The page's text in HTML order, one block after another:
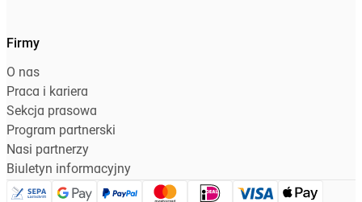
Firmy
O nas
Praca i kariera
Sekcja prasowa
Program partnerski
Nasi partnerzy
Biuletyn informacyjny